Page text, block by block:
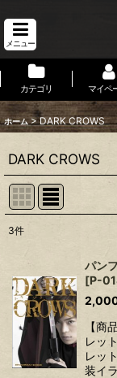
メニュー
カテゴリ マイペ
ホーム > DARK CROWS
DARK CROWS
並び順:
3件
パン
[P-
【商
レッ
レッ
装イ